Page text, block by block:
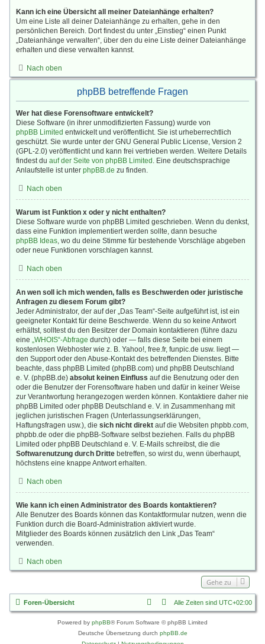
Kann ich eine Übersicht all meiner Dateianhänge erhalten?
Um eine Liste all deiner Dateianhänge zu erhalten, gehe in den
persönlichen Bereich. Dort findest du unter „Einstieg“ einen Punkt
„Dateianhänge verwalten“, über den du eine Liste deiner Dateianhänge
erhalten und diese verwalten kannst.
Nach oben
phpBB betreffende Fragen
Wer hat diese Forensoftware entwickelt?
Diese Software (in ihrer unmodifizierten Fassung) wurde von
phpBB Limited entwickelt und veröffentlicht. Sie ist urheberrechtlich
geschützt. Sie wurde unter der GNU General Public License, Version 2
(GPL-2.0) veröffentlicht und kann frei vertrieben werden. Weitere Details
findest du auf der Seite von phpBB Limited . Eine deutschsprachige
Anlaufstelle ist unter phpBB.de zu finden.
Nach oben
Warum ist Funktion x oder y nicht enthalten?
Diese Software wurde von phpBB Limited geschrieben. Wenn du denkst,
dass eine Funktion implementiert werden sollte, dann besuche
phpBB Ideas, wo du deine Stimme für bestehende Vorschläge abgeben
oder neue Funktionen vorschlagen kannst.
Nach oben
An wen soll ich mich wenden, falls es Beschwerden oder juristische
Anfragen zu diesem Forum gibt?
Jeder Administrator, der auf der „Das Team“-Seite aufgeführt ist, ist ein
geeigneter Kontakt für deine Beschwerde. Wenn du so keine Antwort
erhältst, solltest du den Besitzer der Domain kontaktieren (führe dazu
eine „WHOIS“-Abfrage durch) oder — falls diese Seite bei einem
kostenlosen Webhoster wie z. B. Yahoo!, free.fr, funpic.de usw. liegt —
den Support oder den Abuse-Kontakt des betreffenden Dienstes. Bitte
beachte, dass phpBB Limited (phpBB.com) und phpBB Deutschland
e. V. (phpBB.de) absolut keinen Einfluss auf die Benutzung oder den
oder die Benutzer der Forensoftware haben und dafür in keiner Weise
zur Verantwortung herangezogen werden können. Kontaktiere daher nie
phpBB Limited oder phpBB Deutschland e. V. in Zusammenhang mit
jeglichen juristischen Fragen (Unterlassungserklärungen,
Haftungsfragen usw.), die sich nicht direkt auf die Websiten phpbb.com,
phpbb.de oder die phpBB-Software selbst beziehen. Falls du phpBB
Limited oder phpBB Deutschland e. V. E-Mails schreibst, die die
Softwarenutzung durch Dritte betreffen, so wirst du, wenn überhaupt,
höchstens eine knappe Antwort erhalten.
Nach oben
Wie kann ich einen Administrator des Boards kontaktieren?
Alle Benutzer des Boards können das Kontaktformular nutzen, wenn die
Funktion durch die Board-Administration aktiviert wurde.
Mitglieder des Boards können zusätzlich den Link „Das Team“
verwenden.
Nach oben
Gehe zu
Foren-Übersicht Alle Zeiten sind UTC+02:00
Powered by phpBB® Forum Software © phpBB Limited
Deutsche Übersetzung durch phpBB.de